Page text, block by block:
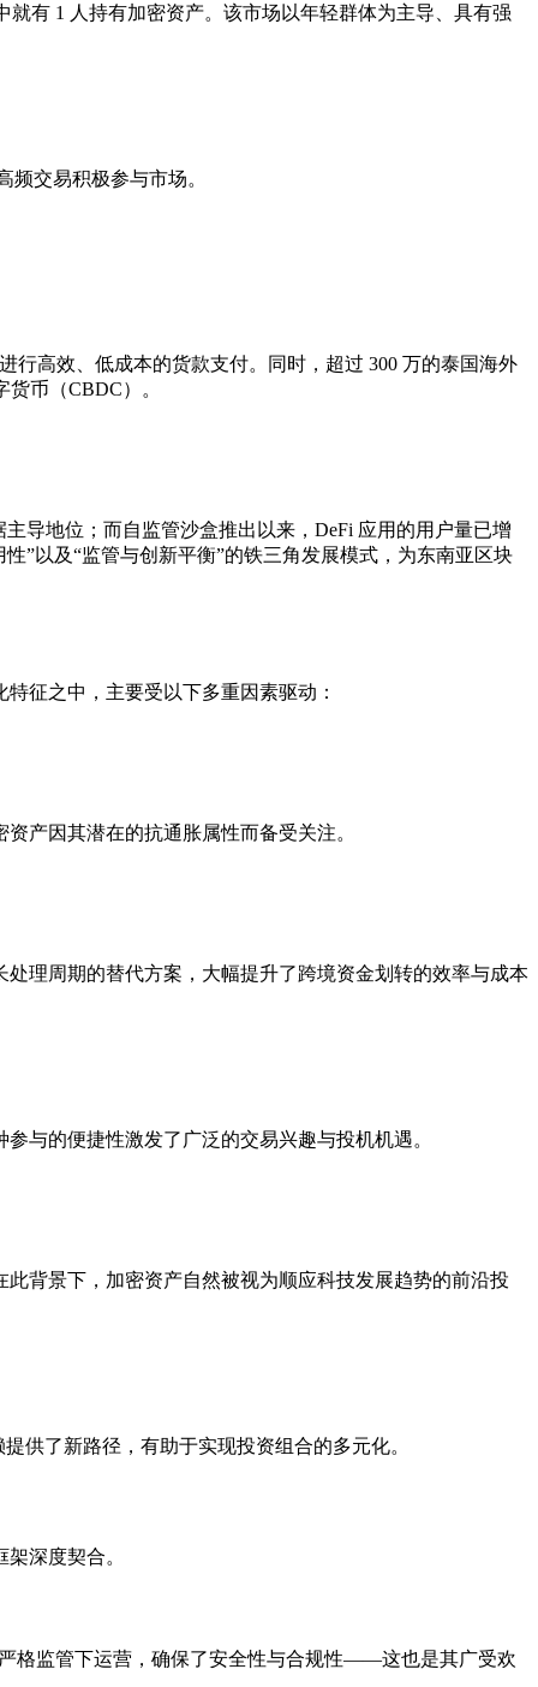
有 1 人持有加密资产。该市场以年轻群体为主导、具有强
频交易积极参与市场。
行高效、低成本的货款支付。同时，超过 300 万的泰国海外
币（CBDC）。
导地位；而自监管沙盒推出以来，DeFi 应用的用户量已增
”以及“监管与创新平衡”的铁三角发展模式，为东南亚区块
征之中，主要受以下多重因素驱动：
产因其潜在的抗通胀属性而备受关注。
理周期的替代方案，大幅提升了跨境资金划转的效率与成本
与的便捷性激发了广泛的交易兴趣与投机机遇。
背景下，加密资产自然被视为顺应科技发展趋势的前沿投
供了新路径，有助于实现投资组合的多元化。
深度契合。
格监管下运营，确保了安全性与合规性——这也是其广受欢